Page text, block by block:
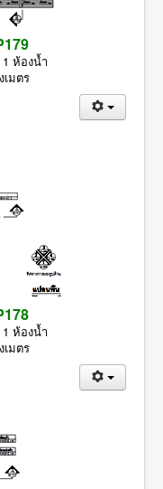
ห้องน้ำ
มตร
ห้องน้ำ
มตร